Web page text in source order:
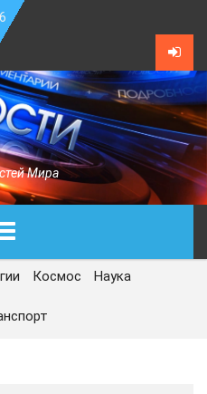
Мира
Космос Наука